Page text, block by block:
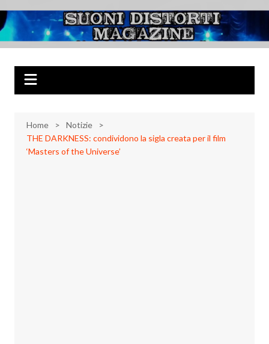
al
contenuto
Suoni Distorti
Magazine
Musica Rock, Metal, Punk e varie sonorità alternative
Home
Notizie
THE DARKNESS: condividono la sigla creata per il film
‘Masters of the Universe’